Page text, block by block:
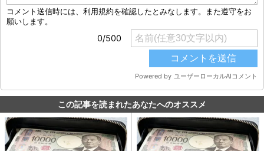
この記事を読まれたあなたへのオススメ